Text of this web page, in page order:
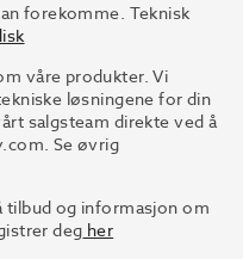
forekomme. Teknisk
våre produkter. Vi
løsningene for din
salgsteam direkte ved å
Se øvrig
tilbud og informasjon om
deg her